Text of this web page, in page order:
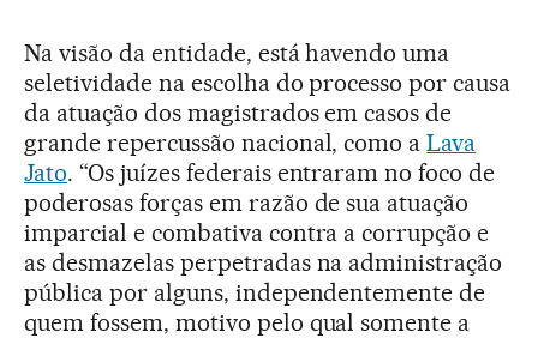
Na visão da entidade, está havendo uma
seletividade na escolha do processo por causa
da atuação dos magistrados em casos de
grande repercussão nacional, como aLava
Jato. “Os juízes federais entraram no foco de
poderosas forças em razão de sua atuação
imparcial e combativa contra a corrupção e
as desmazelas perpetradas na administração
pública por alguns, independentemente de
quem fossem, motivo pelo qual somente a